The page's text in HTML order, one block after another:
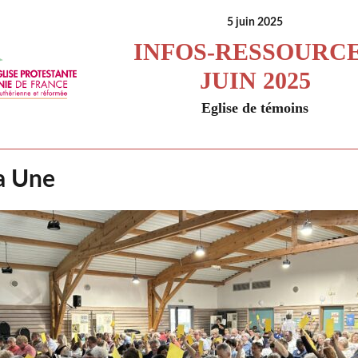
5 juin 2025
INFOS-
JUIN 2025
Eglise de témoins
Une